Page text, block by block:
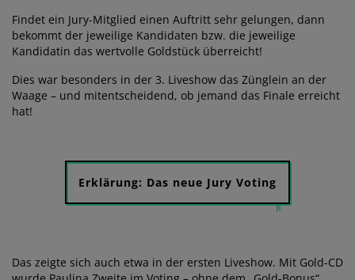
Findet ein Jury-Mitglied einen Auftritt sehr gelungen, dann
bekommt der jeweilige Kandidaten bzw. die jeweilige
Kandidatin das wertvolle Goldstück überreicht!
Dies war besonders in der 3. Liveshow das Zünglein an der
Waage – und mitentscheidend, ob jemand das Finale erreicht
hat!
Erklärung: Das neue Jury Voting
Das zeigte sich auch etwa in der ersten Liveshow. Mit Gold-CD